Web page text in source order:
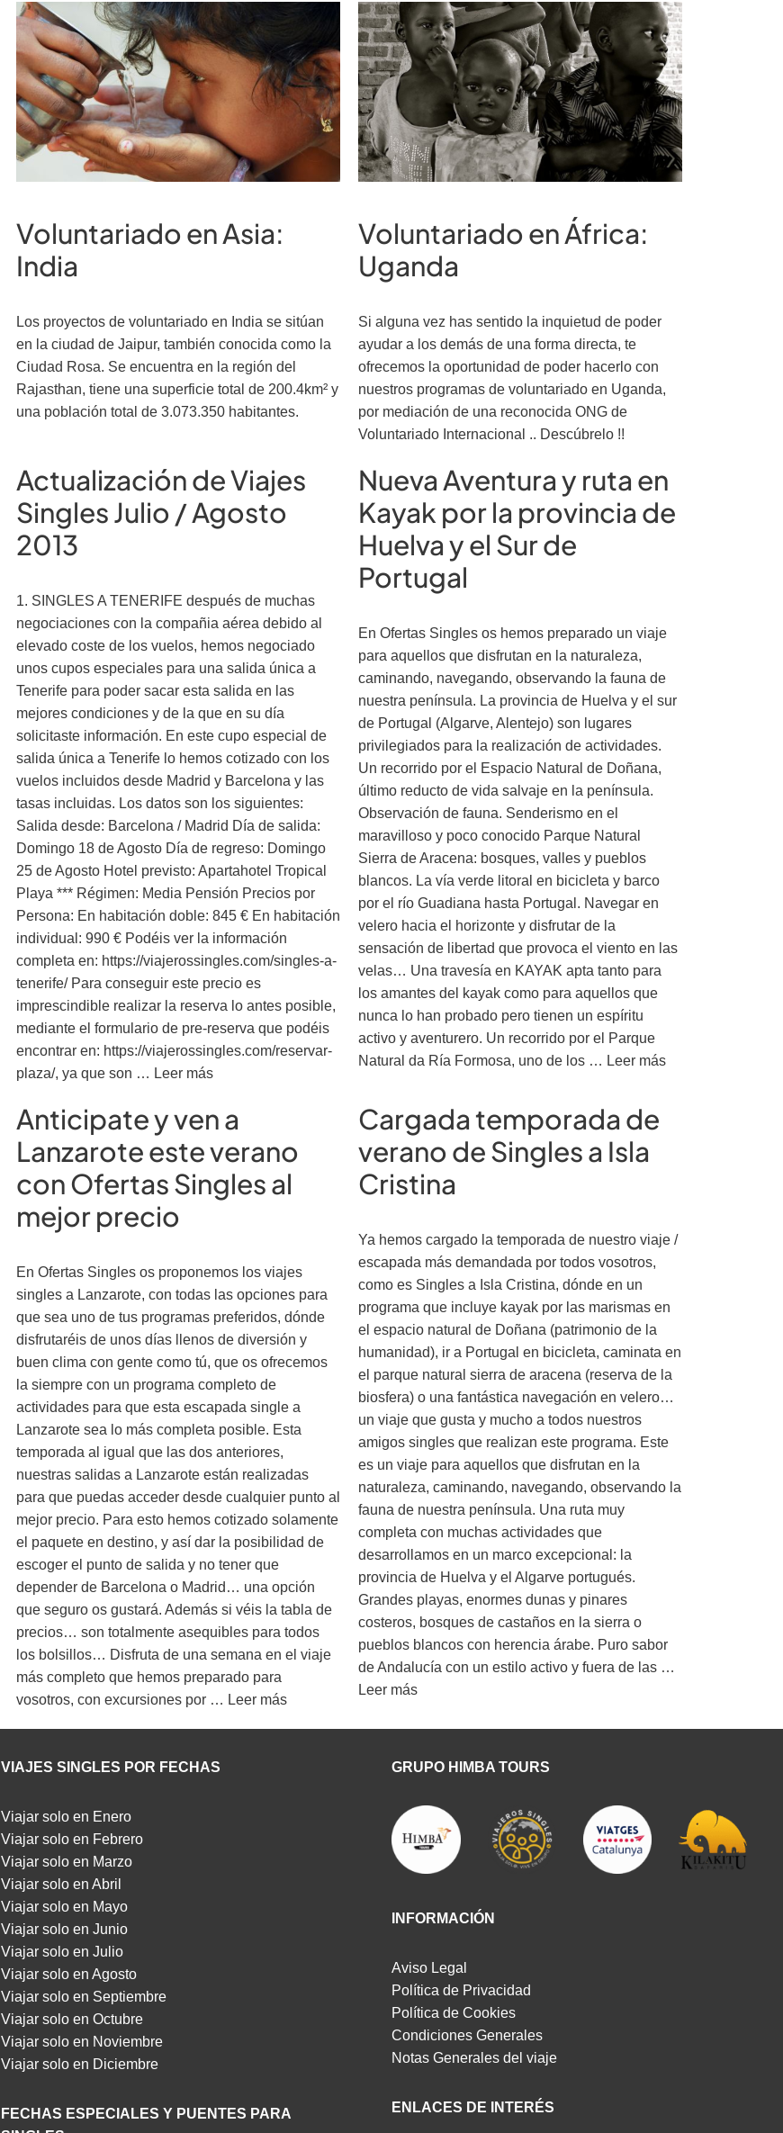
Voluntariado en Asia:
India
Los proyectos de voluntariado en India se sitúan
en la ciudad de Jaipur, también conocida como la
Ciudad Rosa. Se encuentra en la región del
Rajasthan, tiene una superficie total de 200.4km² y
una población total de 3.073.350 habitantes.
Voluntariado en África:
Uganda
Si alguna vez has sentido la inquietud de poder
ayudar a los demás de una forma directa, te
ofrecemos la oportunidad de poder hacerlo con
nuestros programas de voluntariado en Uganda,
por mediación de una reconocida ONG de
Voluntariado Internacional .. Descúbrelo !!
Actualización de Viajes
Singles Julio / Agosto
2013
1. SINGLES A TENERIFE después de muchas
negociaciones con la compañia aérea debido al
elevado coste de los vuelos, hemos negociado
unos cupos especiales para una salida única a
Tenerife para poder sacar esta salida en las
mejores condiciones y de la que en su día
solicitaste información. En este cupo especial de
salida única a Tenerife lo hemos cotizado con los
vuelos incluidos desde Madrid y Barcelona y las
tasas incluidas. Los datos son los siguientes:
Salida desde: Barcelona / Madrid Día de salida:
Domingo 18 de Agosto Día de regreso: Domingo
25 de Agosto Hotel previsto: Apartahotel Tropical
Playa *** Régimen: Media Pensión Precios por
Persona: En habitación doble: 845 € En habitación
individual: 990 € Podéis ver la información
completa en: https://viajerossingles.com/singles-a-
tenerife/ Para conseguir este precio es
imprescindible realizar la reserva lo antes posible,
mediante el formulario de pre-reserva que podéis
encontrar en: https://viajerossingles.com/reservar-
plaza/, ya que son … Leer más
Nueva Aventura y ruta en
Kayak por la provincia de
Huelva y el Sur de
Portugal
En Ofertas Singles os hemos preparado un viaje
para aquellos que disfrutan en la naturaleza,
caminando, navegando, observando la fauna de
nuestra península. La provincia de Huelva y el sur
de Portugal (Algarve, Alentejo) son lugares
privilegiados para la realización de actividades.
Un recorrido por el Espacio Natural de Doñana,
último reducto de vida salvaje en la península.
Observación de fauna. Senderismo en el
maravilloso y poco conocido Parque Natural
Sierra de Aracena: bosques, valles y pueblos
blancos. La vía verde litoral en bicicleta y barco
por el río Guadiana hasta Portugal. Navegar en
velero hacia el horizonte y disfrutar de la
sensación de libertad que provoca el viento en las
velas… Una travesía en KAYAK apta tanto para
los amantes del kayak como para aquellos que
nunca lo han probado pero tienen un espíritu
activo y aventurero. Un recorrido por el Parque
Natural da Ría Formosa, uno de los … Leer más
Anticipate y ven a
Lanzarote este verano
con Ofertas Singles al
mejor precio
En Ofertas Singles os proponemos los viajes
singles a Lanzarote, con todas las opciones para
que sea uno de tus programas preferidos, dónde
disfrutaréis de unos días llenos de diversión y
buen clima con gente como tú, que os ofrecemos
la siempre con un programa completo de
actividades para que esta escapada single a
Lanzarote sea lo más completa posible. Esta
temporada al igual que las dos anteriores,
nuestras salidas a Lanzarote están realizadas
para que puedas acceder desde cualquier punto al
mejor precio. Para esto hemos cotizado solamente
el paquete en destino, y así dar la posibilidad de
escoger el punto de salida y no tener que
depender de Barcelona o Madrid… una opción
que seguro os gustará. Además si véis la tabla de
precios… son totalmente asequibles para todos
los bolsillos… Disfruta de una semana en el viaje
más completo que hemos preparado para
vosotros, con excursiones por … Leer más
Cargada temporada de
verano de Singles a Isla
Cristina
Ya hemos cargado la temporada de nuestro viaje /
escapada más demandada por todos vosotros,
como es Singles a Isla Cristina, dónde en un
programa que incluye kayak por las marismas en
el espacio natural de Doñana (patrimonio de la
humanidad), ir a Portugal en bicicleta, caminata en
el parque natural sierra de aracena (reserva de la
biosfera) o una fantástica navegación en velero…
un viaje que gusta y mucho a todos nuestros
amigos singles que realizan este programa. Este
es un viaje para aquellos que disfrutan en la
naturaleza, caminando, navegando, observando la
fauna de nuestra península. Una ruta muy
completa con muchas actividades que
desarrollamos en un marco excepcional: la
provincia de Huelva y el Algarve portugués.
Grandes playas, enormes dunas y pinares
costeros, bosques de castaños en la sierra o
pueblos blancos con herencia árabe. Puro sabor
de Andalucía con un estilo activo y fuera de las …
Leer más
VIAJES SINGLES POR FECHAS
Viajar solo en Enero
Viajar solo en Febrero
Viajar solo en Marzo
Viajar solo en Abril
Viajar solo en Mayo
Viajar solo en Junio
Viajar solo en Julio
Viajar solo en Agosto
Viajar solo en Septiembre
Viajar solo en Octubre
Viajar solo en Noviembre
Viajar solo en Diciembre
FECHAS ESPECIALES Y PUENTES PARA
GRUPO HIMBA TOURS
INFORMACIÓN
Aviso Legal
Política de Privacidad
Política de Cookies
Condiciones Generales
Notas Generales del viaje
ENLACES DE INTERÉS